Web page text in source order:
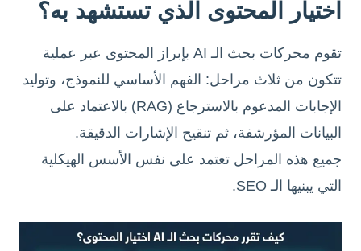
اختيار المحتوى الذي تستشهد به؟
تقوم محركات بحث الـ AI بإبراز المحتوى عبر عملية
تتكون من ثلاث مراحل: الفهم الأساسي للنموذج، وتوليد
الإجابات المدعوم بالاسترجاع (RAG) بالاعتماد على
البيانات المؤرشفة، ثم تنقيح الإشارات الدقيقة.
جميع هذه المراحل تعتمد على نفس الأسس الهيكلية
التي يبنيها الـ SEO.